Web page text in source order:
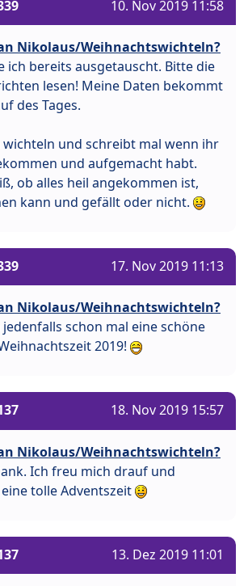
10. Nov 2019 11:58
Nikolaus/Weihnachtswichteln?
ich bereits ausgetauscht. Bitte die
lesen! Meine Daten bekommt
des Tages.
wichteln und schreibt mal wenn ihr
und aufgemacht habt.
ob alles heil angekommen ist,
kann und gefällt oder nicht.
17. Nov 2019 11:13
Nikolaus/Weihnachtswichteln?
schon mal eine schöne
2019!
18. Nov 2019 15:57
Nikolaus/Weihnachtswichteln?
Ich freu mich drauf und
tolle Adventszeit
13. Dez 2019 11:01